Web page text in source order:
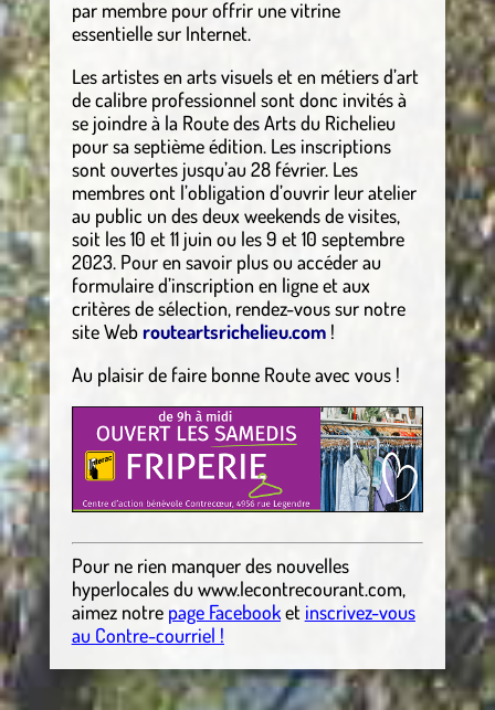
par membre pour offrir une vitrine
essentielle sur Internet.
Les artistes en arts visuels et en métiers d’art
de calibre professionnel sont donc invités à
se joindre à la Route des Arts du Richelieu
pour sa septième édition. Les inscriptions
sont ouvertes jusqu’au 28 février. Les
membres ont l’obligation d’ouvrir leur atelier
au public un des deux weekends de visites,
soit les 10 et 11 juin ou les 9 et 10 septembre
2023. Pour en savoir plus ou accéder au
formulaire d’inscription en ligne et aux
critères de sélection, rendez-vous sur notre
site Webrouteartsrichelieu.com!
Au plaisir de faire bonne Route avec vous !
Pour ne rien manquer des nouvelles
hyperlocalesdu www.lecontrecourant.com,
aimez notre page Facebooket inscrivez-vous
au Contre-courriel !